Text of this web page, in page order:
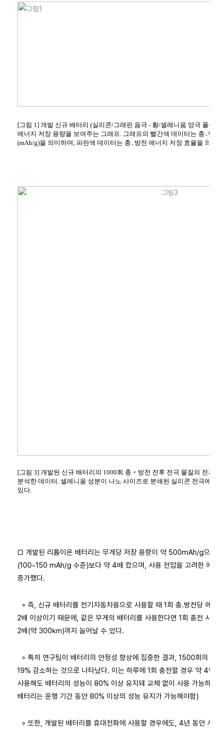
[그림 1] 개발 신규 배터리 (실리콘/그래핀 음극 - 황/셀레니움 양극 풀셀
에너지 저장 용량을 보여주는 그래프. 그래프의 빨간색 데이터는 충․방
(mAh/g)을 의미하며, 파란색 데이터는 충․방전 에너지 저장 효율을 의미
[그림 3] 개발된 신규 배터리의 1000회 충‧방전 전후 전극 물질의 전자
분석한 데이터. 셀레니움 성분이 나노 사이즈로 분쇄된 실리콘 전극에
있다.
□ 개발된 리튬이온 배터리는 무게당 저장 용량이 약 500mAh/g으로
(100~150 mAh/g 수준)보다 약 4배 컸으며, 사용 전압을 고려한 에너
증가했다.
∘ 즉, 신규 배터리를 전기자동차용으로 사용할 때 1회 충․방전당 에
2배 이상이기 때문에, 같은 무게의 배터리를 사용한다면 1회 충전 시
2배(약 300㎞)까지 늘어날 수 있다.
∘ 특히 연구팀이 배터리의 안정성 향상에 집중한 결과, 1500회의 충․
19% 감소하는 것으로 나타났다. 이는 하루에 1회 충전할 경우 약 4
사용해도 배터리의 성능이 80% 이상 유지돼 교체 없이 사용 가능하다
배터리는 운행 기간 동안 80% 이상의 성능 유지가 가능해야함)
∘ 또한, 개발된 배터리를 휴대전화에 사용할 경우에도, 4년 동안 사